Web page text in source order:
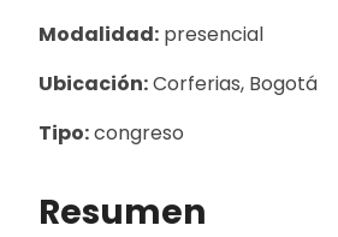
Modalidad: presencial
Ubicación:Corferias, Bogotá
Tipo:congreso
Resumen